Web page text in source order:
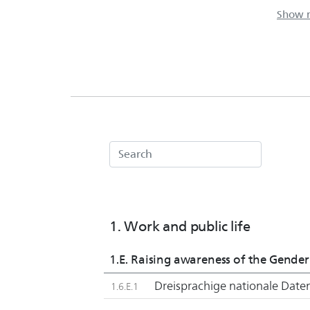
In
44
part
1. Work and public life
1.E. Raising awareness of the
1.6.E.1 Dreisprachige nationale